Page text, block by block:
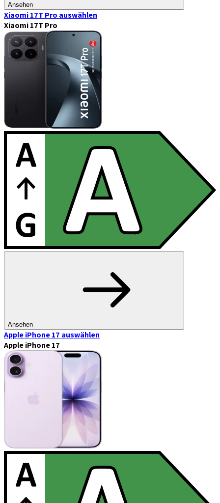
Ansehen
Xiaomi 17T Pro auswählen
Xiaomi 17T Pro
Ansehen
Apple iPhone 17 auswählen
Apple iPhone 17